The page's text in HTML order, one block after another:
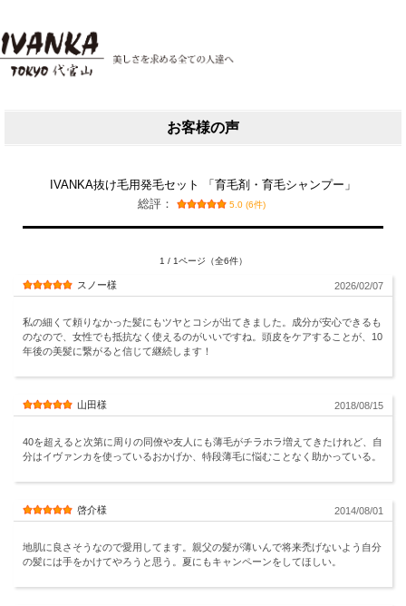
お客様の声
IVANKA抜け毛用発毛セット 「育毛剤・育毛シャンプー」
総評：
5.0 (6件)
1 / 1ページ（全6件）
スノー様 2026/02/07
私の細くて頼りなかった髪にもツヤとコシが出てきました。成分が安心できるも
のなので、女性でも抵抗なく使えるのがいいですね。頭皮をケアすることが、10
年後の美髪に繋がると信じて継続します！
山田様 2018/08/15
40を超えると次第に周りの同僚や友人にも薄毛がチラホラ増えてきたけれど、自
分はイヴァンカを使っているおかげか、特段薄毛に悩むことなく助かっている。
啓介様 2014/08/01
地肌に良さそうなので愛用してます。親父の髪が薄いんで将来禿げないよう自分
の髪には手をかけてやろうと思う。夏にもキャンペーンをしてほしい。